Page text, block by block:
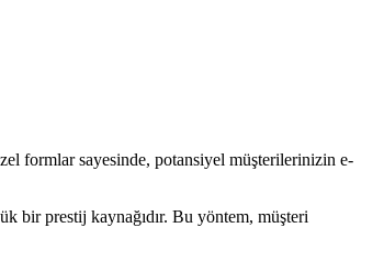
formlar sayesinde, potansiyel müşterilerinizin e-
bir prestij kaynağıdır. Bu yöntem, müşteri